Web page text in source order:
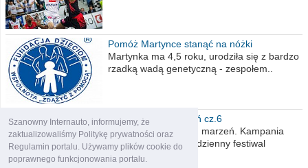
Szanowny Internauto, informujemy, że
zaktualizowaliśmy Politykę prywatności oraz
Regulamin portalu. Używamy plików cookie do
poprawnego funkcjonowania portalu.
Pomóż Martynce stanąć na nóżki
Martynka ma 4,5 roku, urodziła się z bardzo
rzadką wadą genetyczną - zespołem..
Polska moich marzeń cz.6
Nadszedł kres moich marzeń. Kampania
wyborcza czyli niecodzienny festiwal
obietnic,..